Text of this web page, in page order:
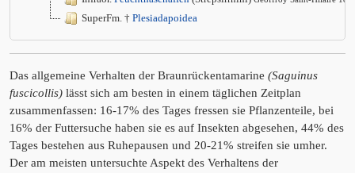
SuperFm. † Plesiadapoidea
Das allgemeine Verhalten der Braunrückentamarine (Saguinus
fuscicollis) lässt sich am besten in einem täglichen Zeitplan
zusammenfassen: 16-17% des Tages fressen sie Pflanzenteile, bei
16% der Futtersuche haben sie es auf Insekten abgesehen, 44% des
Tages bestehen aus Ruhepausen und 20-21% streifen sie umher.
Der am meisten untersuchte Aspekt des Verhaltens der